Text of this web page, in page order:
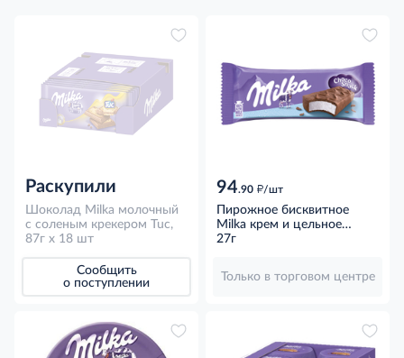
Раскупили
Шоколад Milka молочный
с соленым крекером Tuc,
87г x 18 шт
Сообщить
о поступлении
94.90 д/шт
Пирожное бисквитное
Milka крем и цельное
молоко в молочном
27г
Только в торговом центре